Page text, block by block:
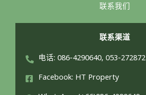
联系我们
联系渠道
电话: 086-4290640, 053-272872
Facebook: HT Property